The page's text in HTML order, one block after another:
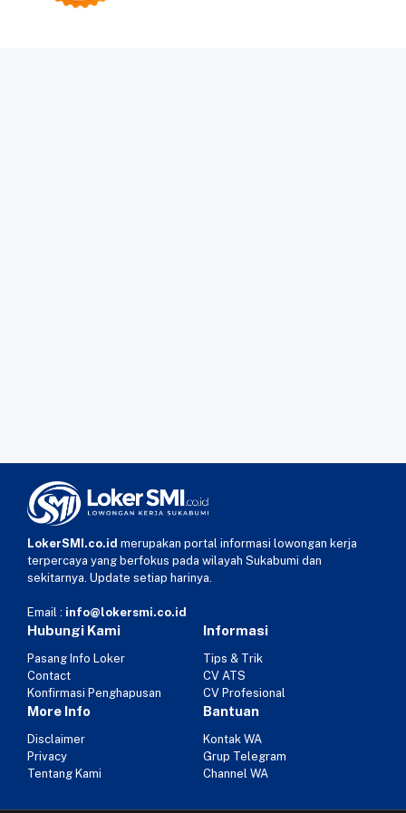
LokerSMI.co.id merupakan portal informasi lowongan kerja
terpercaya yang berfokus pada wilayah Sukabumi dan
sekitarnya. Update setiap harinya.
Email : info@lokersmi.co.id
Hubungi Kami
Pasang Info Loker
Contact
Konfirmasi Penghapusan
Informasi
Tips & Trik
CV ATS
CV Profesional
More Info
Disclaimer
Privacy
Tentang Kami
Bantuan
Kontak WA
Grup Telegram
Channel WA